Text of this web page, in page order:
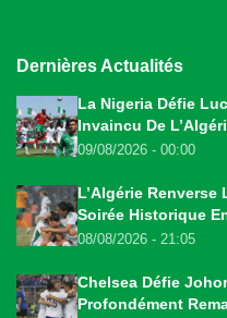
Dernières Actualités
La Nigeria Défie
Invaincu De
09/08/2026 - 00:00
L’Algérie Renverse
Soirée Historique
08/08/2026 - 21:05
Chelsea Défie
Profondément